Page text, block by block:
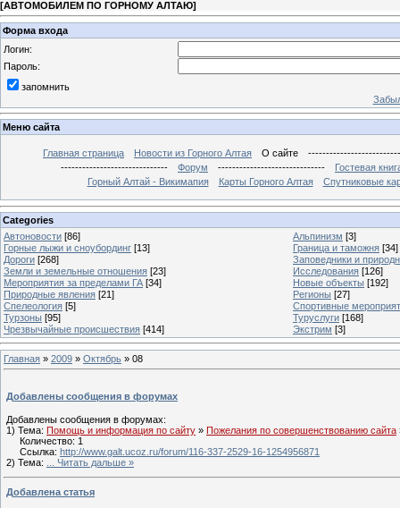
[АВТОМОБИЛЕМ ПО ГОРНОМУ АЛТАЮ]
Форма входа
Логин:
Пароль:
запомнить
Меню сайта
Главная страница Новости из Горного Алтая О сайте
------------------------------
Форум ------------------------------
Гостевая
Горный Алтай - Викимапия
Карты Горного Алтая Спутниковые
Categories
Автоновости [86] Альпинизм [3]
Горные лыжи и сноубординг [13] Граница и таможня [34]
Дороги [268]
Заповедники и
Земли и земельные отношения [23] Исследования [126]
Мероприятия за пределами ГА [34] Новые объекты [192]
Природные явления [21] Регионы [27]
Спелеология [5]
Спортивные
Турзоны [95] Туруслуги [168]
Чрезвычайные происшествия [414] Экстрим [3]
Главная » 2009 » Октябрь » 08
Добавлены сообщения в форумах
Добавлены сообщения в форумах:
1) Тема: Помощь и информация по сайту » Пожелания по совершенствованию сайта
Количество: 1
Ссылка: http://www.galt.ucoz.ru/forum/116-337-2529-16-1254956871
2) Тема:
Читать дальше »
Добавлена статья